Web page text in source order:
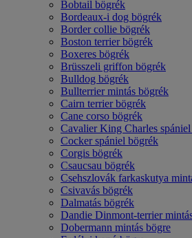
Bobtail bögrék
Bordeaux-i dog bögrék
Border collie bögrék
Boston terrier bögrék
Boxeres bögrék
Brüsszeli griffon bögrék
Bulldog bögrék
Bullterrier mintás bögrék
Cairn terrier bögrék
Cane corso bögrék
Cavalier King Charles
Cocker spániel bögrék
Corgis bögrék
Csaucsau bögrék
Csehszlovák farkaskutya
Csivavás bögrék
Dalmatás bögrék
Dandie Dinmont-terrier
Dobermann mintás bögre